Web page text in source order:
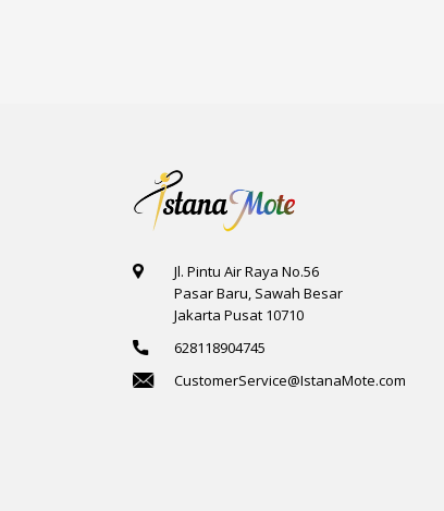
Jl. Pintu Air Raya No.56
Pasar Baru, Sawah Besar
Jakarta Pusat 10710
628118904745
CustomerService@IstanaMote.com